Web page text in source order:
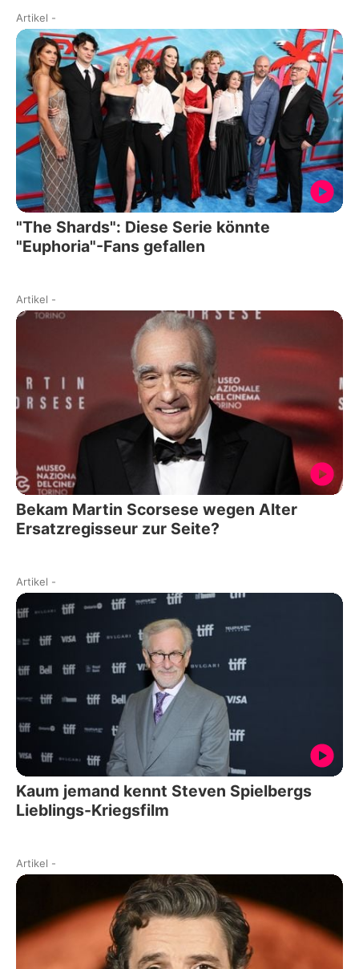
Artikel -
"The Shards": Diese Serie könnte
"Euphoria"-Fans gefallen
Artikel -
Bekam Martin Scorsese wegen Alter
Ersatzregisseur zur Seite?
Artikel -
Kaum jemand kennt Steven Spielbergs
Lieblings-Kriegsfilm
Artikel -